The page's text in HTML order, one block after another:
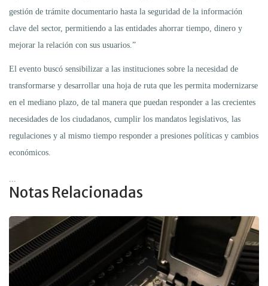
gestión de trámite documentario hasta la seguridad de la información
clave del sector, permitiendo a las entidades ahorrar tiempo, dinero y
mejorar la relación con sus usuarios.”
El evento buscó sensibilizar a las instituciones sobre la necesidad de
transformarse y desarrollar una hoja de ruta que les permita modernizarse
en el mediano plazo, de tal manera que puedan responder a las crecientes
necesidades de los ciudadanos, cumplir los mandatos legislativos, las
regulaciones y al mismo tiempo responder a presiones políticas y cambios
económicos.
Notas Relacionadas